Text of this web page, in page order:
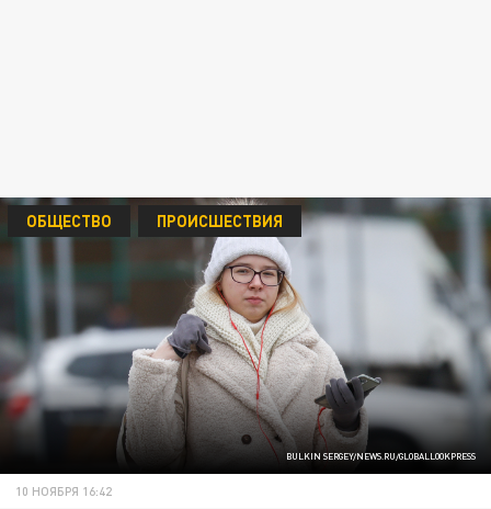
BULKIN SERGEY/NEWS.RU/GLOBALLOOKPRESS
ОБЩЕСТВО ПРОИСШЕСТВИЯ
10 НОЯБРЯ 16:42